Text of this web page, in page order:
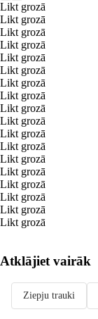
Likt grozā
Likt grozā
Likt grozā
Likt grozā
Likt grozā
Likt grozā
Likt grozā
Likt grozā
Likt grozā
Likt grozā
Likt grozā
Likt grozā
Likt grozā
Likt grozā
Likt grozā
Likt grozā
Likt grozā
Likt grozā
Atklājiet vairāk
Ziepju trauki